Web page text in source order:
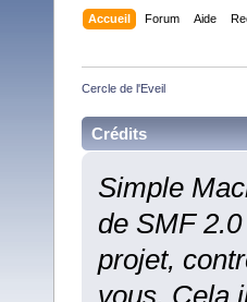
Accueil Forum Aide
Cercle de l'Eveil
Crédits
Simple
de SMF
projet,
vous. Cela